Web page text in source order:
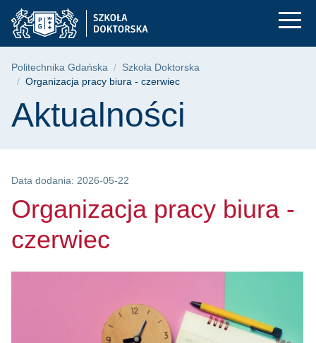
Przejdź
do
menu
Przejdź
do
wyszukiwarki
Przejdź
do
treści
Organizacja pracy
Ścieżka nawigacyjna
Politechnika Gdańska
Szkoła Doktorska
Organizacja pracy biura - czerwiec
Treść strony
Aktualności
Data dodania: 2026-05-22
Organizacja pracy biura -
czerwiec